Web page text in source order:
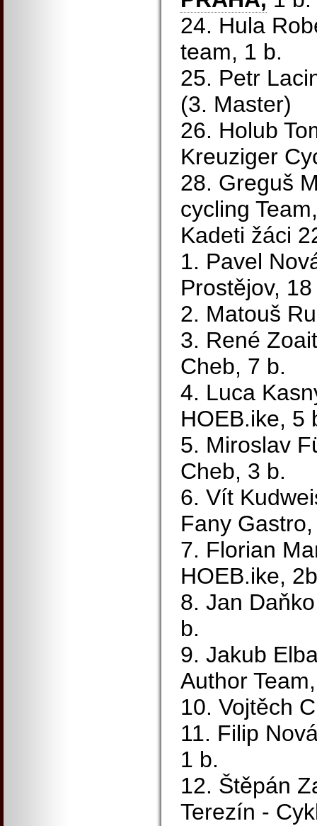
24. Hula
team, 1 b.
25. Petr
(3. Master)
26. Holub
Kreuziger
28. Greguš
cycling
Kadeti žáci
1. Pavel
Prostějov,
2. Matouš
3. René
Cheb, 7 b.
4. Luca
HOEB.ike, 5
5. Miroslav
Cheb, 3 b.
6. Vít
Fany
7. Florian
HOEB.ike,
8. Jan
b.
9. Jakub
Author
10. Vojtěch
11. Filip
1 b.
12. Štěpán
Terezín -